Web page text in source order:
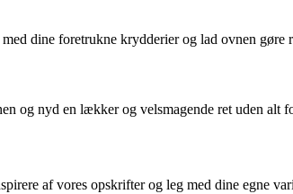
dine foretrukne krydderier og lad ovnen gøre
og nyd en lækker og velsmagende ret uden alt
af vores opskrifter og leg med dine egne